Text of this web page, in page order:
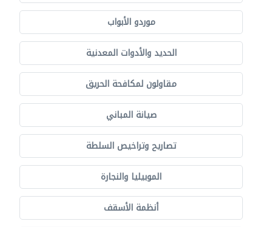
موردو الأبواب
الحديد والأدوات المعدنية
مقاولون لمكافحة الحريق
صيانة المباني
تصاريح وتراخيص السلطة
الموبيليا والنجارة
أنظمة الأسقف